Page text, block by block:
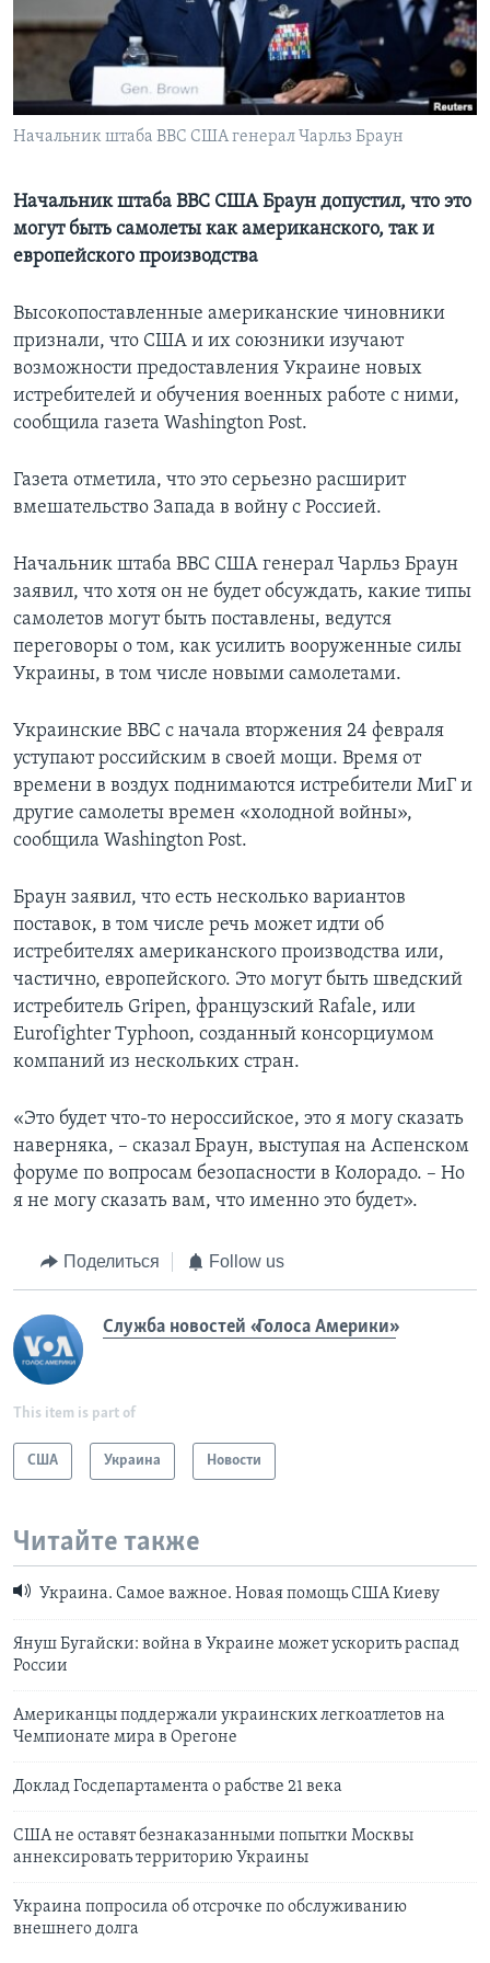
Learning English
СОЦИАЛЬНЫЕ СЕТИ
Языки
Начальник штаба ВВС США генерал Чарльз Браун
Начальник штаба ВВС США Браун допустил, что это
могут быть самолеты как американского, так и
европейского производства
Высокопоставленные американские чиновники
признали, что США и их союзники изучают
возможности предоставления Украине новых
истребителей и обучения военных работе с ними,
сообщила газета Washington Post.
Газета отметила, что это серьезно расширит
вмешательство Запада в войну с Россией.
Начальник штаба ВВС США генерал Чарльз Браун
заявил, что хотя он не будет обсуждать, какие типы
самолетов могут быть поставлены, ведутся
переговоры о том, как усилить вооруженные силы
Украины, в том числе новыми самолетами.
Украинские ВВС с начала вторжения 24 февраля
уступают российским в своей мощи. Время от
времени в воздух поднимаются истребители МиГ и
другие самолеты времен «холодной войны»,
сообщила Washington Post.
Браун заявил, что есть несколько вариантов
поставок, в том числе речь может идти об
истребителях американского производства или,
частично, европейского. Это могут быть шведский
истребитель Gripen, французский Rafale, или
Eurofighter Typhoon, созданный консорциумом
компаний из нескольких стран.
«Это будет что-то нероссийское, это я могу сказать
наверняка, – сказал Браун, выступая на Аспенском
форуме по вопросам безопасности в Колорадо. – Но
я не могу сказать вам, что именно это будет».
Поделиться Follow us
Служба новостей «Голоса Америки»
This item is part of
США Украина Новости
Читайте также
Украина. Самое важное. Новая помощь США Киеву
Януш Бугайски: война в Украине может ускорить распад
России
Американцы поддержали украинских легкоатлетов на
Чемпионате мира в Орегоне
Доклад Госдепартамента о рабстве 21 века
США не оставят безнаказанными попытки Москвы
аннексировать территорию Украины
Украина попросила об отсрочке по обслуживанию
внешнего долга